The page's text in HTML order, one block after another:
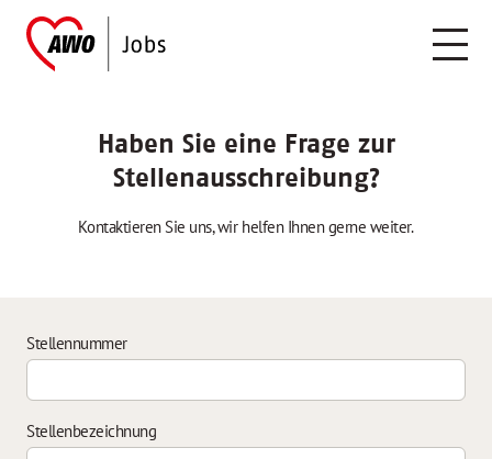
Haben Sie eine Frage zur
Stellenausschreibung?
Kontaktieren Sie uns, wir helfen Ihnen gerne weiter.
Stellennummer
Stellenbezeichnung